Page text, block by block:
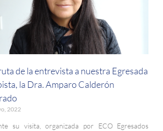
de la entrevista a nuestra Egresada
la Dra. Amparo Calderón
2022
su visita, organizada por ECO Egresados